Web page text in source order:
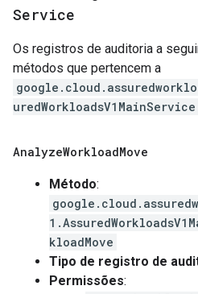
Service
Os registros de auditoria a
métodos que pertencem a
uredWorkloadsV1MainService
AnalyzeWorkloadMove
Método:
kloadMove
Tipo de registro de
Permissões: